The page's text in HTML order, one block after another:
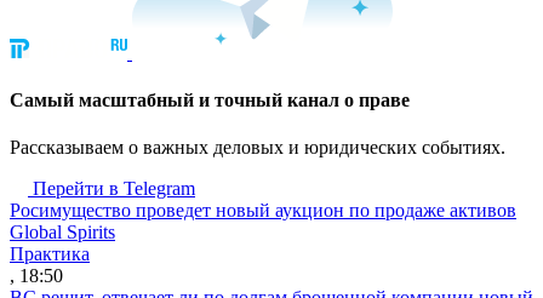
Cамый масштабный и точный канал о праве
Рассказываем о важных деловых и юридических событиях.
Перейти в Telegram
Росимущество проведет новый аукцион по продаже активов
Global Spirits
Практика
, 18:50